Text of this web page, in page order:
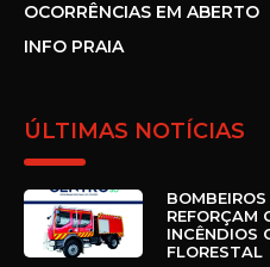
OCORRÊNCIAS EM ABERTO
INFO PRAIA
ÚLTIMAS NOTÍCIAS
REFORÇAM
INCÊNDIOS
FLORESTAL